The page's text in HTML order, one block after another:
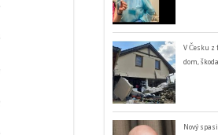
V Česku z
dom,
Nový